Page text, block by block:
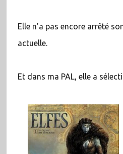
Elle n’a pas encore arrêté
actuelle.
Et dans ma PAL, elle a